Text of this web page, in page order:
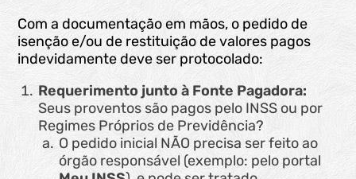
Com a documentação em mãos, o pedido de
isenção e/ou de restituição de valores pagos
indevidamente deve ser protocolado:
Requerimento junto à Fonte Pagadora:
Seus proventos são pagos pelo INSS ou por
Regimes Próprios de Previdência?
O pedido inicial NÃO precisa ser feito ao
órgão responsável (exemplo: pelo portal